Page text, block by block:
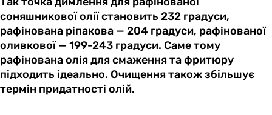
соняшникової олії становить 232 градуси,
рафінована ріпакова — 204 градуси, рафінованої
оливкової — 199-243 градуси. Саме тому
рафінована олія для смаження та фритюру
підходить ідеально. Очищення також збільшує
термін придатності олій.